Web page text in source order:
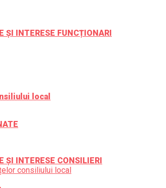
ȘI INTERESE FUNCȚIONARI
local
ȘI INTERESE CONSILIERI
consiliului local